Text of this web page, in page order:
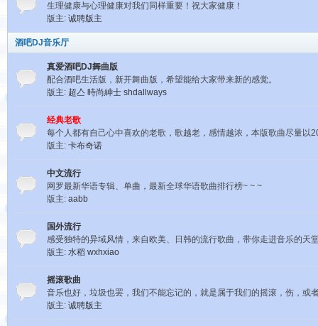
生理健康与心理健康对我们同样重要！祝大家健康！
版主: 诚聘版主
酒吧DJ音乐厅
真爱酒吧DJ舞曲版
配合酒吧生活版，新开舞曲版，希望能给大家带来新的感觉。
版主: 超亼 時尚紳士 shdallways
经典老歌
每个人都有自己心中喜欢的老歌，歌越老，感情越浓，本版歌曲尽量以
版主: 卡布奇诺
中文流行
网罗最新华语专辑、单曲，最新全球华语歌曲排行榜~ ~ ~
版主: aabb
国外流行
感受独特的异域风情，来自欧美、日韩的流行歌曲，带你走进音乐的天
版主: 水稻 wxhxiao
摇滚歌曲
音乐也好，垃圾也罢，我们不能忘记的，就是属于我们的摇滚，伤，或
版主: 诚聘版主